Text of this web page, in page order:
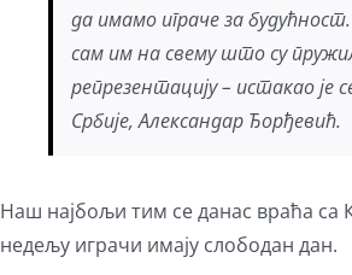
да имамо играче за
сам им на свему што су
репрезентацију – истакао је
Србије, Александар Ђорђевић.
Наш најбољи тим се данас враћа са
недељу играчи имају слободан дан.